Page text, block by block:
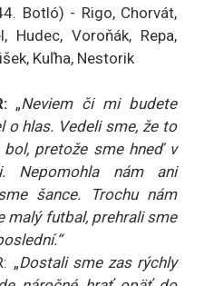
- Rigo, Chorvát,
Hudec, Voroňák, Repa,
Kuľha, Nestorik
„Neviem či mi budete
o hlas. Vedeli sme, že to
pretože sme hneď v
Nepomohla nám ani
šance. Trochu nám
malý futbal, prehrali sme
„Dostali sme zas rýchly